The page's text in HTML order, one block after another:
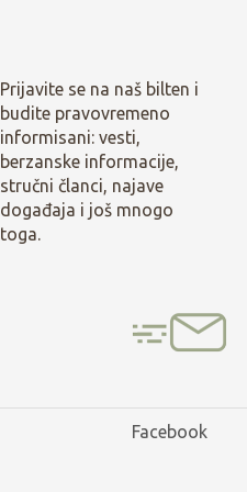
Prijavite se na naš bilten i
budite pravovremeno
informisani: vesti,
berzanske informacije,
stručni članci, najave
događaja i još mnogo
toga.
Facebook